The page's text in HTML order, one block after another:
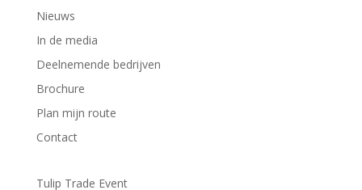
Nieuws
In de media
Deelnemende bedrijven
Brochure
Plan mijn route
Contact
Tulip Trade Event